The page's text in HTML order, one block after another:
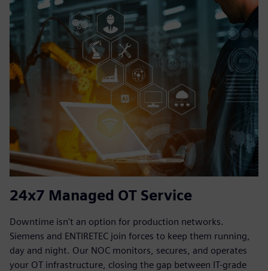
24x7 Managed OT Service
Downtime isn't an option for production networks.
Siemens and ENTIRETEC join forces to keep them running,
day and night. Our NOC monitors, secures, and operates
your OT infrastructure, closing the gap between IT-grade